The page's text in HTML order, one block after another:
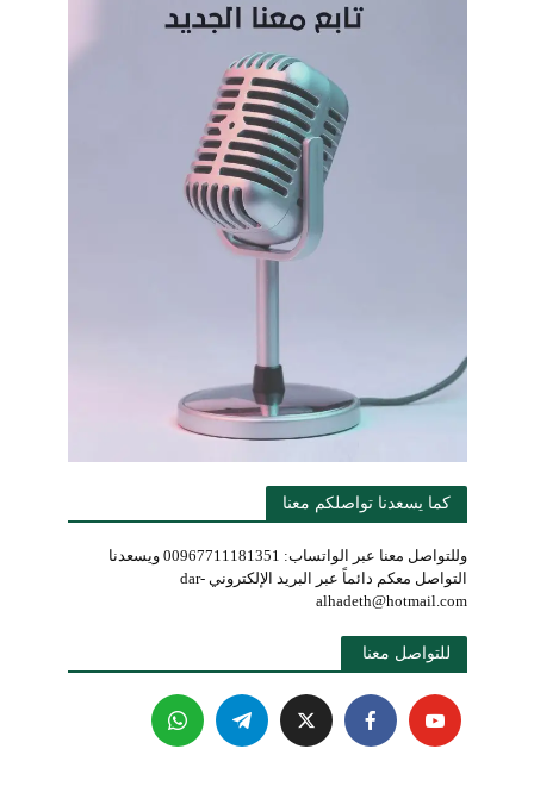
كما يسعدنا تواصلكم معنا
وللتواصل معنا عبر الواتساب: 00967711181351 ويسعدنا
التواصل معكم دائماً عبر البريد الإلكتروني dar-
alhadeth@hotmail.com
للتواصل معنا